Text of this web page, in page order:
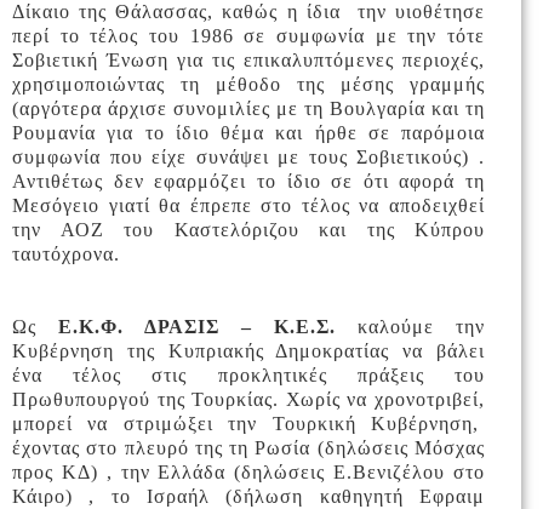
Δίκαιο της Θάλασσας, καθώς η ίδια την υιοθέτησε
περί το τέλος του 1986 σε συμφωνία με την τότε
Σοβιετική Ένωση για τις επικαλυπτόμενες περιοχές,
χρησιμοποιώντας τη μέθοδο της μέσης γραμμής
(αργότερα άρχισε συνομιλίες με τη Βουλγαρία και τη
Ρουμανία για το ίδιο θέμα και ήρθε σε παρόμοια
συμφωνία που είχε συνάψει με τους Σοβιετικούς) .
Αντιθέτως δεν εφαρμόζει το ίδιο σε ότι αφορά τη
Μεσόγειο γιατί θα έπρεπε στο τέλος να αποδειχθεί
την ΑΟΖ του Καστελόριζου και της Κύπρου
ταυτόχρονα.
Ως Ε.Κ.Φ. ΔΡΑΣΙΣ – Κ.Ε.Σ. καλούμε την
Κυβέρνηση της Κυπριακής Δημοκρατίας να βάλει
ένα τέλος στις προκλητικές πράξεις του
Πρωθυπουργού της Τουρκίας. Χωρίς να χρονοτριβεί,
μπορεί να στριμώξει την Τουρκική Κυβέρνηση,
έχοντας στο πλευρό της τη Ρωσία (δηλώσεις Μόσχας
προς ΚΔ) , την Ελλάδα (δηλώσεις Ε.Βενιζέλου στο
Κάιρο) , το Ισραήλ (δήλωση καθηγητή Εφραιμ